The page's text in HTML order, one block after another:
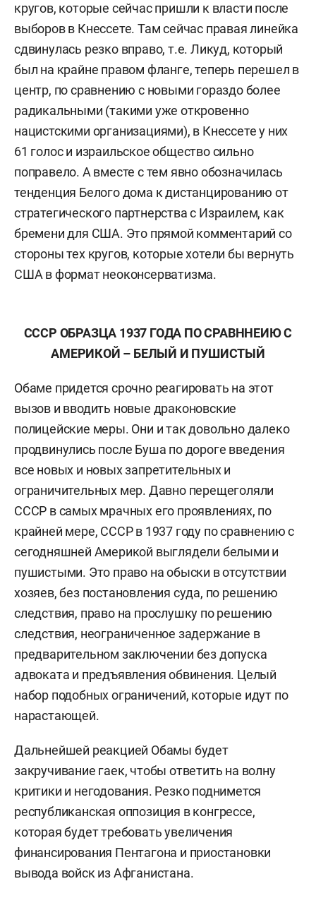
кругов, которые сейчас пришли к власти после
выборов в Кнессете. Там сейчас правая линейка
сдвинулась резко вправо, т.е. Ликуд, который
был на крайне правом фланге, теперь перешел в
центр, по сравнению с новыми гораздо более
радикальными (такими уже откровенно
нацистскими организациями), в Кнессете у них
61 голос и израильское общество сильно
поправело. А вместе с тем явно обозначилась
тенденция Белого дома к дистанцированию от
стратегического партнерства с Израилем, как
бремени для США. Это прямой комментарий со
стороны тех кругов, которые хотели бы вернуть
США в формат неоконсерватизма.
СССР ОБРАЗЦА 1937 ГОДА ПО СРАВННЕИЮ С
АМЕРИКОЙ – БЕЛЫЙ И ПУШИСТЫЙ
Обаме придется срочно реагировать на этот
вызов и вводить новые драконовские
полицейские меры. Они и так довольно далеко
продвинулись после Буша по дороге введения
все новых и новых запретительных и
ограничительных мер. Давно перещеголяли
СССР в самых мрачных его проявлениях, по
крайней мере, СССР в 1937 году по сравнению с
сегодняшней Америкой выглядели белыми и
пушистыми. Это право на обыски в отсутствии
хозяев, без постановления суда, по решению
следствия, право на прослушку по решению
следствия, неограниченное задержание в
предварительном заключении без допуска
адвоката и предъявления обвинения. Целый
набор подобных ограничений, которые идут по
нарастающей.
Дальнейшей реакцией Обамы будет
закручивание гаек, чтобы ответить на волну
критики и негодования. Резко поднимется
республиканская оппозиция в конгрессе,
которая будет требовать увеличения
финансирования Пентагона и приостановки
вывода войск из Афганистана.